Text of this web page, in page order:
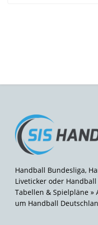
Handball Bundesliga,
Liveticker oder Handball
Tabellen & Spielpläne »
um Handball